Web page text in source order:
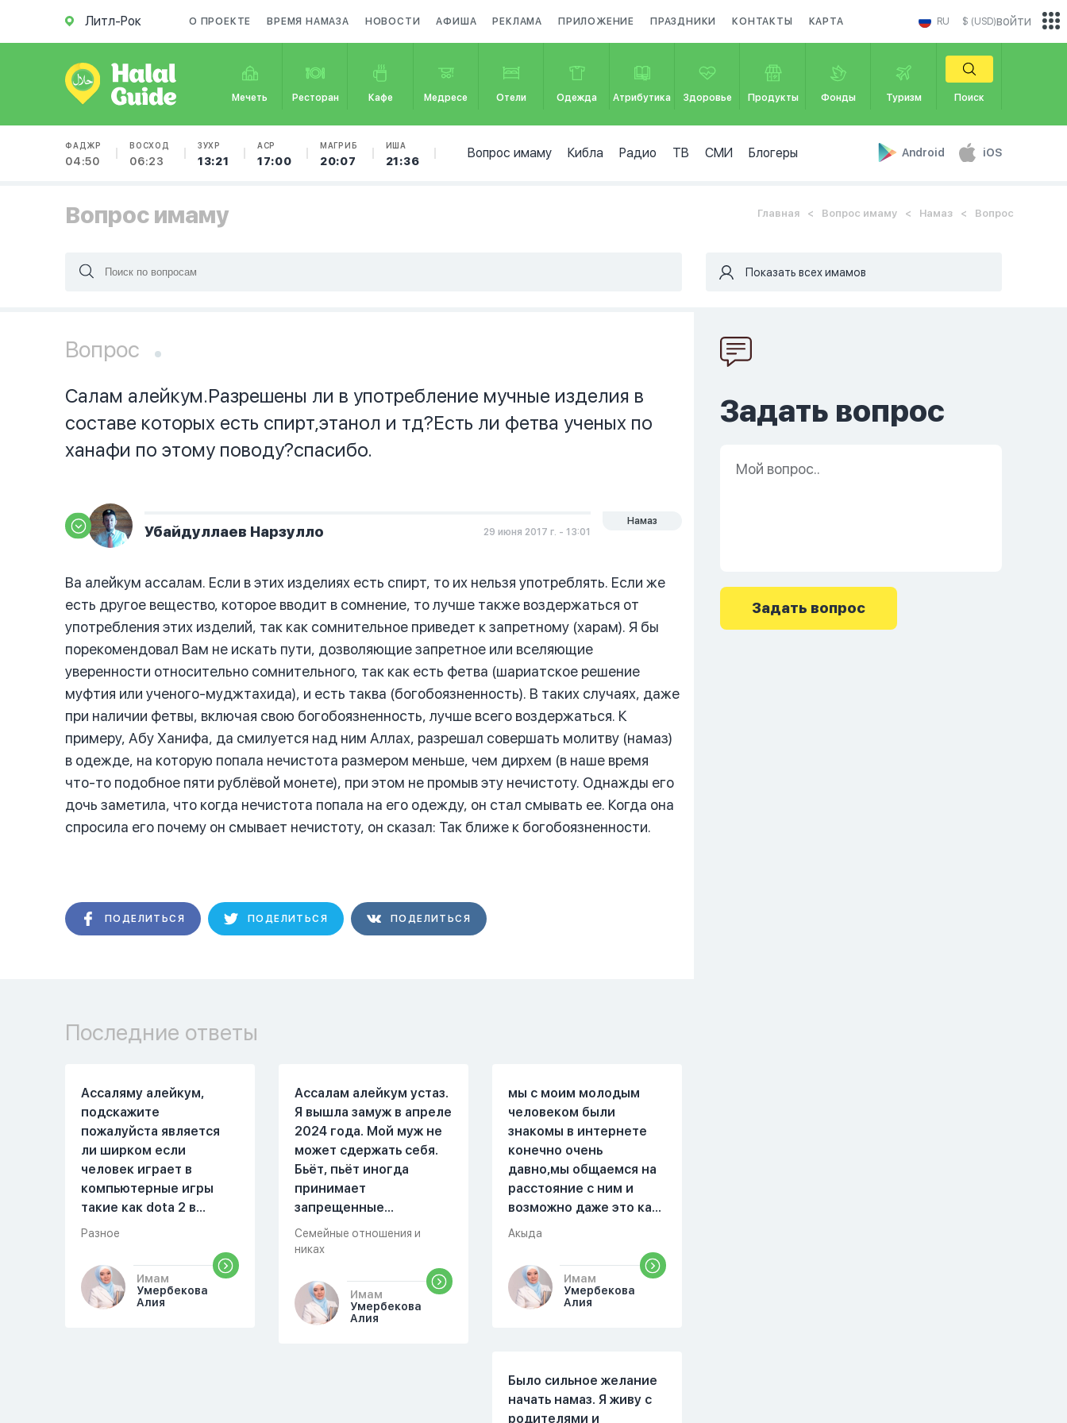
Литл-Рок О ПРОЕКТЕ ВРЕМЯ НАМАЗА НОВОСТИ АФИША РЕКЛАМА ПРИЛОЖЕНИЕ ПРАЗДНИКИ КОНТАКТЫ КАРТА RU $ (USD)
Мечеть Ресторан Кафе Медресе Отели Одежда Атрибутика Здоровье Продукты Фонды Туризм Поиск
ФАДЖР
04:50
ВОСХОД
06:23
ЗУХР
13:21
АСР
17:00
МАГРИБ
20:07
ИША
21:36
Вопрос имаму Кибла Радио ТВ СМИ Блогеры Android iOS
войти
Вопрос имаму Главная Вопрос имаму Намаз Вопрос
Показать всех имамов
Вопрос
Салам алейкум.Разрешены ли в употребление мучные изделия в
составе которых есть спирт,этанол и тд?Есть ли фетва ученых по
ханафи по этому поводу?спасибо.
Убайдуллаев Нарзулло 29 июня 2017 г. - 13:01
Намаз
Ва алейкум ассалам. Если в этих изделиях есть спирт, то их нельзя употреблять. Если же
есть другое вещество, которое вводит в сомнение, то лучше также воздержаться от
употребления этих изделий, так как сомнительное приведет к запретному (харам). Я бы
порекомендовал Вам не искать пути, дозволяющие запретное или вселяющие
уверенности относительно сомнительного, так как есть фетва (шариатское решение
муфтия или ученого-муджтахида), и есть таква (богобоязненность). В таких случаях, даже
при наличии фетвы, включая свою богобоязненность, лучше всего воздержаться. К
примеру, Абу Ханифа, да смилуется над ним Аллах, разрешал совершать молитву (намаз)
в одежде, на которую попала нечистота размером меньше, чем дирхем (в наше время
что-то подобное пяти рублёвой монете), при этом не промыв эту нечистоту. Однажды его
дочь заметила, что когда нечистота попала на его одежду, он стал смывать ее. Когда она
спросила его почему он смывает нечистоту, он сказал: Так ближе к богобоязненности.
ПОДЕЛИТЬСЯ ПОДЕЛИТЬСЯ ПОДЕЛИТЬСЯ
Задать вопрос
Последние ответы
Ассаляму алейкум,
подскажите
пожалуйста является
ли ширком если
человек играет в
компьютерные игры
такие как dota 2 в
которых присутствует
идолопоклонство,
такие надписи как
«богоподобие»,
Разное
Имам
Умербекова
Алия
Ассалам алейкум устаз.
Я вышла замуж в апреле
2024 года. Мой муж не
может сдержать себя.
Бьёт, пьёт иногда
принимает
запрещенные
вещества. Он стал
избивать меня уже на
совместной жизни.
Причины были разные."
Я вышла в магазин, не
Семейные отношения и
никах
Имам
Умербекова
Алия
мы с моим молодым
человеком были
знакомы в интернете
конечно очень
давно,мы общаемся на
расстояние с ним и
возможно даже это как
то помешало,знаю о 17
прочитать два раза
истихар намаз,первый
раз я прочитала до
голову начали лезть
только хорошие
мысли,во второй раз
Акыда
Имам
Умербекова
Алия
Было сильное желание
начать намаз. Я живу с
родителями и